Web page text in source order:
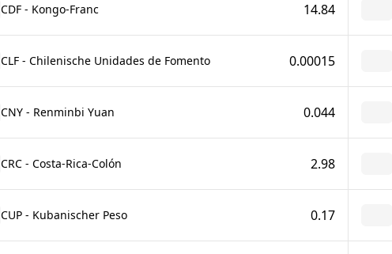
CDF - Kongo-Franc 14.84
CLF - Chilenische Unidades de Fomento 0.00015
CNY - Renminbi Yuan 0.044
CRC - Costa-Rica-Colón 2.98
CUP - Kubanischer Peso 0.17